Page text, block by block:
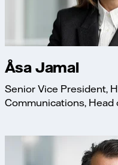
Åsa Jamal
Senior Vice President,
Communications, Head